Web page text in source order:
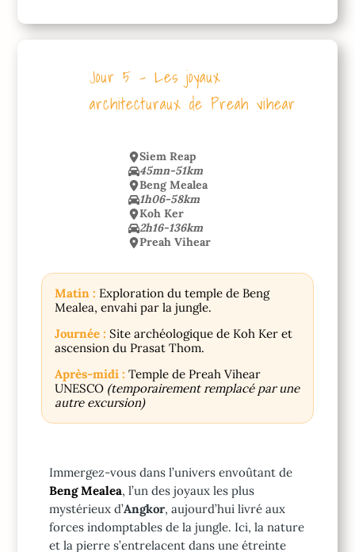
Jour 5 – Les joyaux
architecturaux de Preah vihear
Siem Reap
45mn-51km
Beng Mealea
1h06-58km
Koh Ker
2h16-136km
Preah Vihear
Matin : Exploration du temple de Beng
Mealea, envahi par la jungle.
Journée : Site archéologique de Koh Ker et
ascension du Prasat Thom.
Après-midi :Temple de Preah Vihear
UNESCO (temporairement remplacé par une
autre excursion)
Immergez-vous dans l’univers envoûtant de
Beng Mealea, l’un des joyaux les plus
mystérieux d’Angkor, aujourd’hui livré aux
forces indomptables de la jungle. Ici, la nature
et la pierre s’entrelacent dans une étreinte